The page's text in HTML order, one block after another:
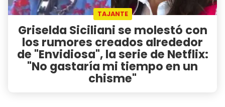
TAJANTE
Griselda Siciliani se molestó con
los rumores creados alrededor
de "Envidiosa", la serie de Netflix:
"No gastaría mi tiempo en un
chisme"